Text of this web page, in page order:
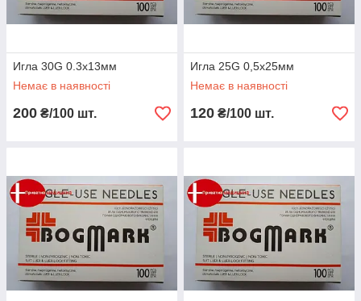
Игла 30G 0.3x13мм
Немає в наявності
200 ₴/100 шт.
Игла 25G 0,5х25мм
Немає в наявності
120 ₴/100 шт.